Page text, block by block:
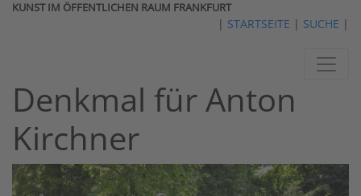
KUNST IM ÖFFENTLICHEN RAUM FRANKFURT
| STARTSEITE | SUCHE |
Denkmal für Anton
Kirchner